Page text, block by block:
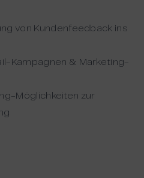
von Kundenfeedback ins
Kampagnen & Marketing-
Möglichkeiten zur